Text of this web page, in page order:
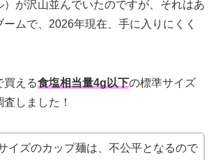
）が沢山並んでいたのですが、それはあ
ームで、2026年現在、手に入りにくく
買える食塩相当量4g以下の標準サイズ
しました！
イズのカップ麺は、不公平となるので